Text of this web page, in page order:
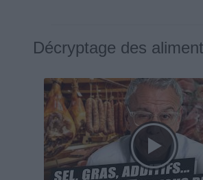
Décryptage des